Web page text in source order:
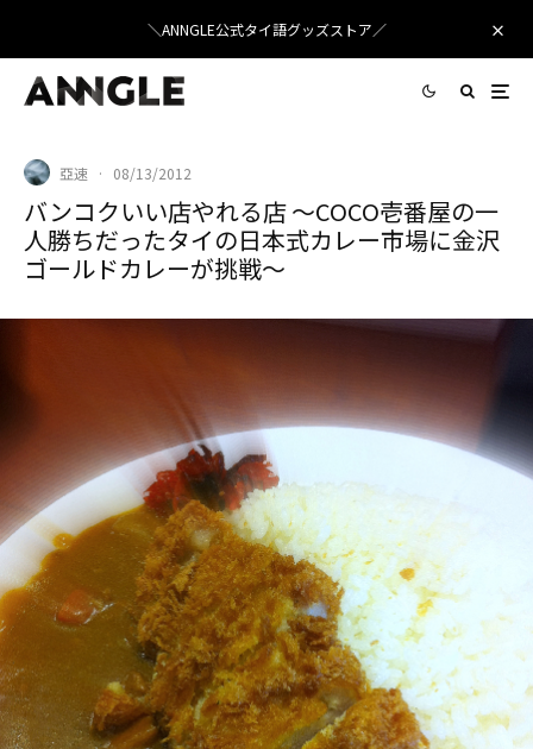
＼ANNGLE公式タイ語グッズストア／
亞速 · 08/13/2012
バンコクいい店やれる店 〜COCO壱番屋の一
人勝ちだったタイの日本式カレー市場に金沢
ゴールドカレーが挑戦〜